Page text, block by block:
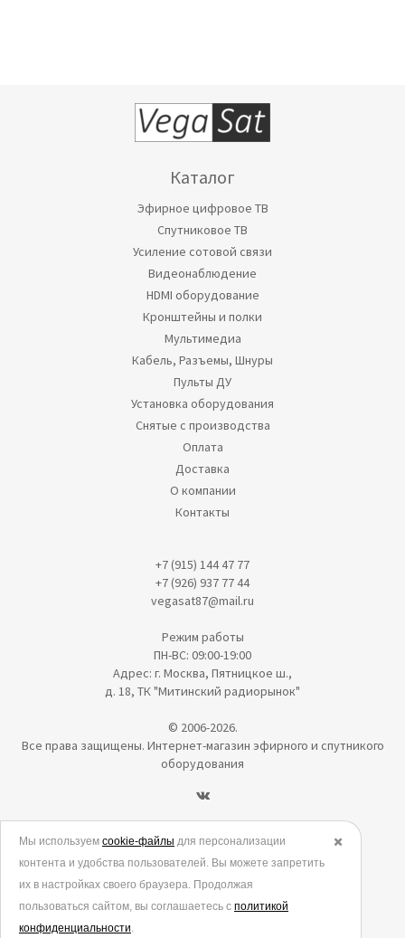
Каталог
Эфирное цифровое ТВ
Спутниковое ТВ
Усиление сотовой связи
Видеонаблюдение
HDMI оборудование
Кронштейны и полки
Мультимедиа
Кабель, Разъемы, Шнуры
Пульты ДУ
Установка оборудования
Снятые с производства
Оплата
Доставка
О компании
Контакты
+7 (915) 144 47 77
+7 (926) 937 77 44
vegasat87@mail.ru
Режим работы
ПН-ВС: 09:00-19:00
Адрес: г. Москва, Пятницкое ш.,
д. 18, ТК "Митинский радиорынок"
© 2006-2026.
Все права защищены. Интернет-магазин эфирного и спутникого
оборудования
Политика в отношении обработки персональных данных
Согласие на обработку персональных данных
Согласие на обработку данных метрическими программами
Политика использования cookies
✖️
Мы используем cookie-файлы для персонализации
контента и удобства пользователей. Вы можете запретить
их в настройках своего браузера. Продолжая
пользоваться сайтом, вы соглашаетесь с политикой
конфиденциальности.